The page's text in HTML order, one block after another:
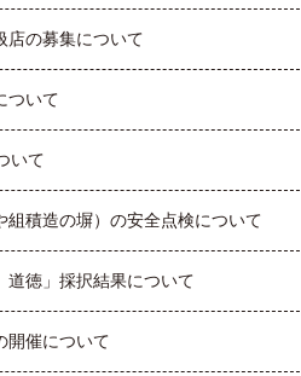
店の募集について
ついて
いて
積造の塀）の安全点検について
徳」採択結果について
開催について